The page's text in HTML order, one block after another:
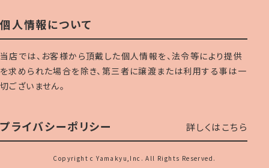
個人情報について
当店では、お客様から頂戴した個人情報を、法令等により提供
を求められた場合を除き、第三者に譲渡または利用する事は一
切ございません。
プライバシーポリシー 詳しくはこちら
Copyright c Yamakyu,Inc. All Rights Reserved.